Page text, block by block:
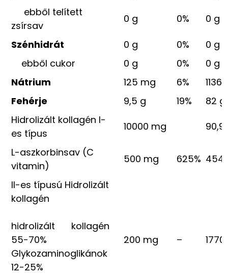
ebből telített
zsírsav
0 g 0% 0 g
Szénhidrát 0 g 0%
0 g
ebből cukor
0 g 0%
0 g
Nátrium
125 mg 6%
1136
Fehérje
9,5 g 19%
82 g
Hidrolizált kollagén I-
es típus
10000 mg 90,9
L-aszkorbinsav (C
vitamin)
500 mg 625%
II-es típusú Hidrolizált
kollagén
hidrolizált kollagén
55-70%
Glykozaminoglikánok
12-25%
200 mg –